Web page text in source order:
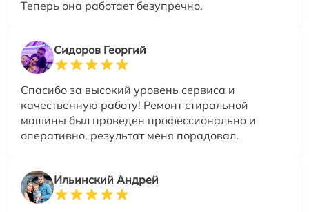
Теперь она работает безупречно.
Сидоров Георгий
Спасибо за высокий уровень сервиса и
качественную работу! Ремонт стиральной
машины был проведен профессионально и
оперативно, результат меня порадовал.
Ильинский Андрей